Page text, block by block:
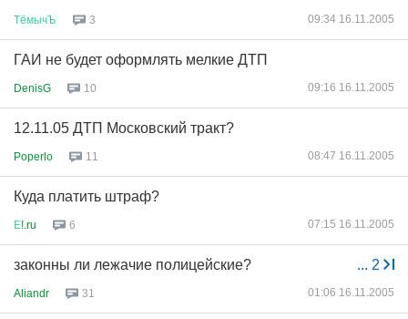
ТёмычЪ 3 09:34 16.11.2005
ГАИ не будет оформлять мелкие ДТП
DenisG 10 09:16 16.11.2005
12.11.05 ДТП Московский тракт?
Poperlo 11 08:47 16.11.2005
Куда платить штраф?
Е!.ru 6 07:15 16.11.2005
... 2
законны ли лежачие полицейские?
Aliandr 31 01:06 16.11.2005